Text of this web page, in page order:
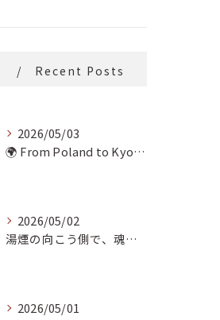
Recent Posts
2026/05/03
🌍 From Poland to Kyoto! 🇵🇱✨
2026/05/02
湯煙の向こう側で、魂の輪郭を整える。
2026/05/01